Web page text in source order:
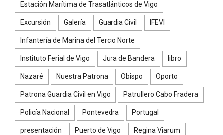
Estación Marítima de Trasatlánticos de Vigo
Excursión Galería Guardia Civil IFEVI
Infantería de Marina del Tercio Norte
Instituto Ferial de Vigo Jura de Bandera libro
Nazaré Nuestra Patrona Obispo Oporto
Patrona Guardia Civil en Vigo Patrullero Cabo Fradera
Policía Nacional Pontevedra Portugal
presentación Puerto de Vigo Regina Viarum